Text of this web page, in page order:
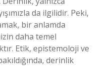
da ilgilidir. Peki,
bir anlamda
daha temel
Etik, epistemoloji ve
derinlik